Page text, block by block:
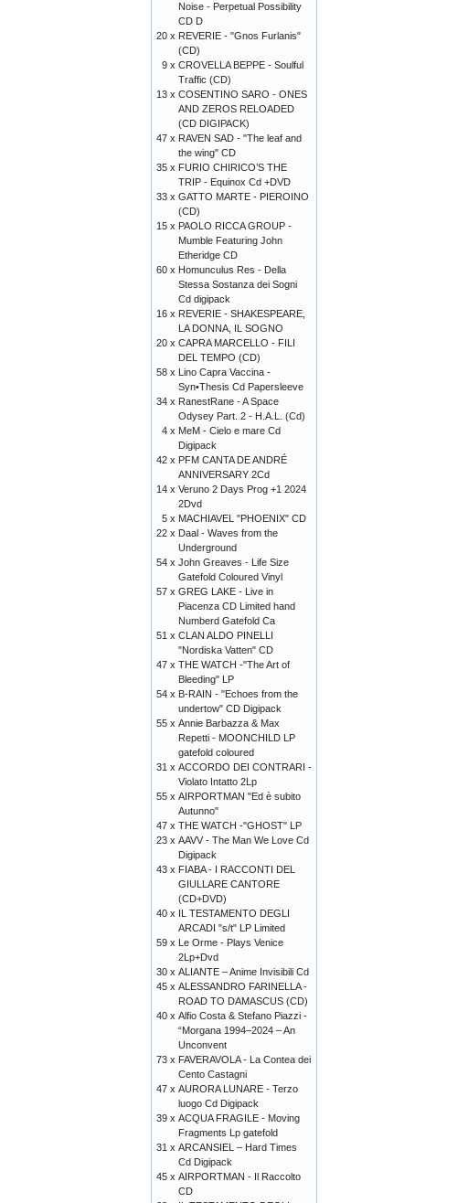
Noise - Perpetual Possibility
CD D
20 x REVERIE - "Gnos Furlanis"
(CD)
9 x CROVELLA BEPPE - Soulful
Traffic (CD)
13 x COSENTINO SARO - ONES
AND ZEROS RELOADED
(CD DIGIPACK)
47 x RAVEN SAD - "The leaf and
the wing" CD
35 x FURIO CHIRICO’S THE
TRIP - Equinox Cd +DVD
33 x GATTO MARTE - PIEROINO
(CD)
15 x PAOLO RICCA GROUP -
Mumble Featuring John
Etheridge CD
60 x Homunculus Res - Della
Stessa Sostanza dei Sogni
Cd digipack
16 x REVERIE - SHAKESPEARE,
LA DONNA, IL SOGNO
20 x CAPRA MARCELLO - FILI
DEL TEMPO (CD)
58 x Lino Capra Vaccina -
Syn•Thesis Cd Papersleeve
34 x RanestRane - A Space
Odysey Part. 2 - H.A.L. (Cd)
4 x MeM - Cielo e mare Cd
Digipack
42 x PFM CANTA DE ANDRÉ
ANNIVERSARY 2Cd
14 x Veruno 2 Days Prog +1 2024
2Dvd
5 x MACHIAVEL "PHOENIX" CD
22 x Daal - Waves from the
Underground
54 x John Greaves - Life Size
Gatefold Coloured Vinyl
57 x GREG LAKE - Live in
Piacenza CD Limited hand
Numberd Gatefold Ca
51 x CLAN ALDO PINELLI
"Nordiska Vatten" CD
47 x THE WATCH -"The Art of
Bleeding" LP
54 x B-RAIN - "Echoes from the
undertow" CD Digipack
55 x Annie Barbazza & Max
Repetti - MOONCHILD LP
gatefold coloured
31 x ACCORDO DEI CONTRARI -
Violato Intatto 2Lp
55 x AIRPORTMAN "Ed è subito
Autunno"
47 x THE WATCH -"GHOST" LP
23 x AAVV - The Man We Love Cd
Digipack
43 x FIABA - I RACCONTI DEL
GIULLARE CANTORE
(CD+DVD)
40 x IL TESTAMENTO DEGLI
ARCADI "s/t" LP Limited
59 x Le Orme - Plays Venice
2Lp+Dvd
30 x ALIANTE – Anime Invisibili Cd
45 x ALESSANDRO FARINELLA -
ROAD TO DAMASCUS (CD)
40 x Alfio Costa & Stefano Piazzi -
“Morgana 1994–2024 – An
Unconvent
73 x FAVERAVOLA - La Contea dei
Cento Castagni
47 x AURORA LUNARE - Terzo
luogo Cd Digipack
39 x ACQUA FRAGILE - Moving
Fragments Lp gatefold
31 x ARCANSIEL – Hard Times
Cd Digipack
45 x AIRPORTMAN - Il Raccolto
CD